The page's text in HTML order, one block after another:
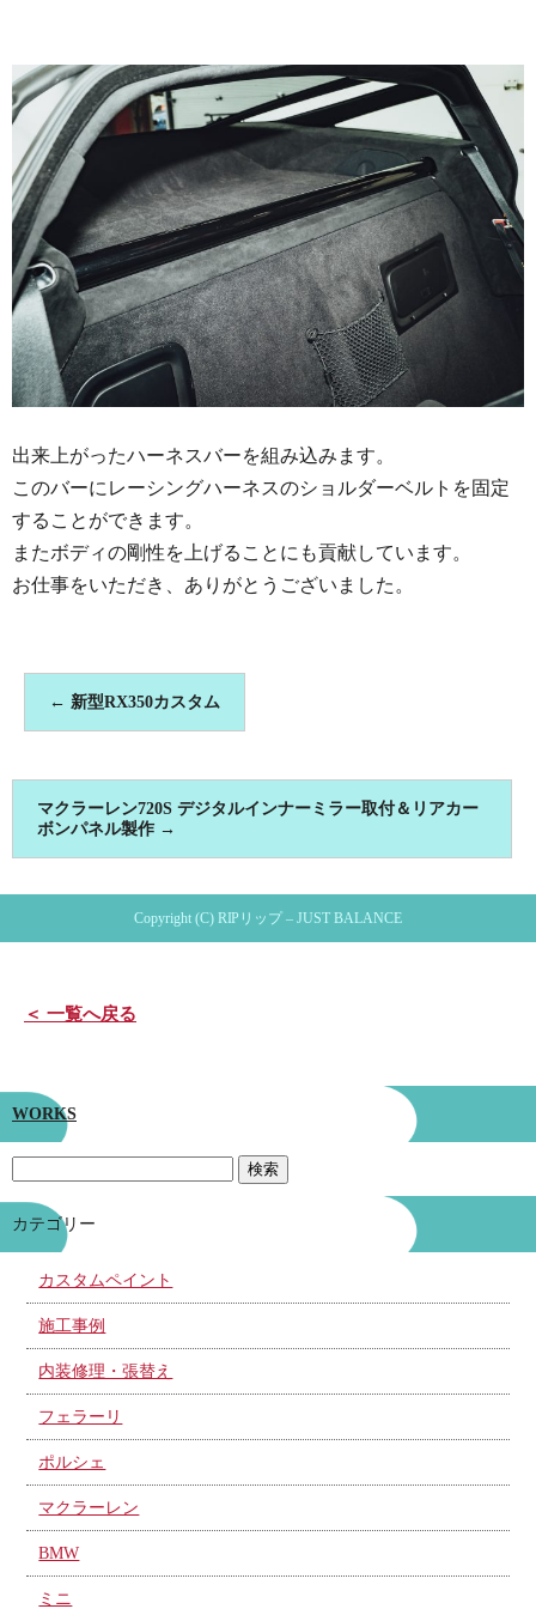
出来上がったハーネスバーを組み込みます。
このバーにレーシングハーネスのショルダーベルトを固定
することができます。
またボディの剛性を上げることにも貢献しています。
お仕事をいただき、ありがとうございました。
← 新型RX350カスタム
マクラーレン720S デジタルインナーミラー取付＆リアカー
ボンパネル製作 →
Copyright (C) RIPリップ – JUST BALANCE
＜ 一覧へ戻る
WORKS
カテゴリー
カスタムペイント
施工事例
内装修理・張替え
フェラーリ
ポルシェ
マクラーレン
BMW
ミニ